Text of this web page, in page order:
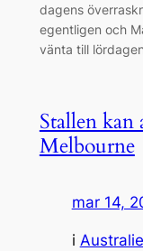
dagens
egentligen och
vänta till
Stallen kan
Melbourne
mar 14,
i